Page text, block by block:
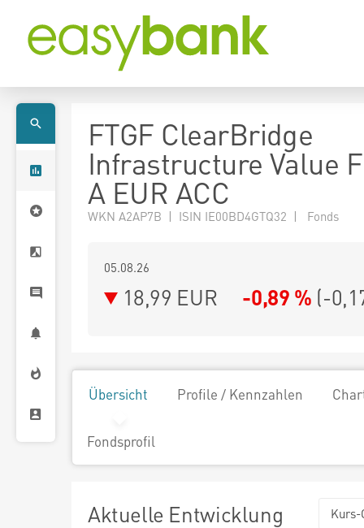
FTGF ClearBridge
Infrastructure Value
A EUR ACC
WKN A2AP7B | ISIN IE00BD4GTQ32 | Fonds
05.08.26
18,99 EUR -0,89 % (-
Übersicht Profile / Kennzahlen
Fondsprofil
Aktuelle Entwicklung Kurs-